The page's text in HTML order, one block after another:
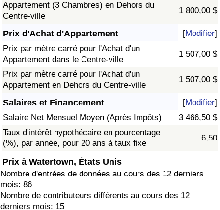
Appartement (3 Chambres) en Dehors du
Centre-ville
1 800,00 $
Prix d'Achat d'Appartement [Modifier]
Prix par mètre carré pour l'Achat d'un
Appartement dans le Centre-ville
1 507,00 $
Prix par mètre carré pour l'Achat d'un
Appartement en Dehors du Centre-ville
1 507,00 $
Salaires et Financement [Modifier]
Salaire Net Mensuel Moyen (Après Impôts)
3 466,50 $
Taux d'intérêt hypothécaire en pourcentage
(%), par année, pour 20 ans à taux fixe
6,50
Prix à Watertown, États Unis
Nombre d'entrées de données au cours des 12 derniers
mois: 86
Nombre de contributeurs différents au cours des 12
derniers mois: 15